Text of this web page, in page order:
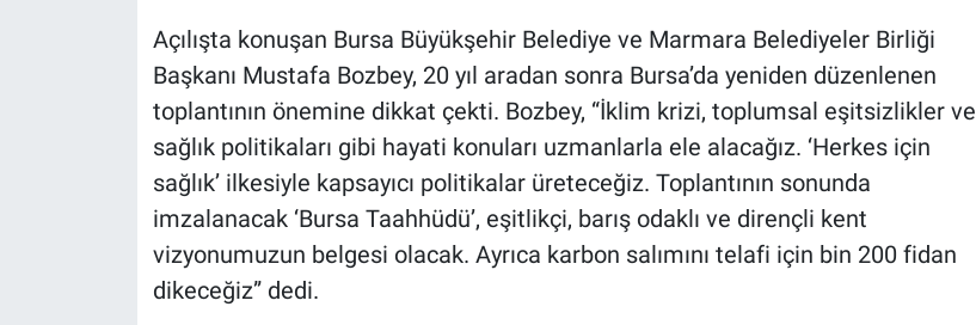
Açılışta konuşan Bursa Büyükşehir Belediye ve Marmara Belediyeler Birliği
Başkanı Mustafa Bozbey, 20 yıl aradan sonra Bursa’da yeniden düzenlenen
toplantının önemine dikkat çekti. Bozbey, “İklim krizi, toplumsal eşitsizlikler ve
sağlık politikaları gibi hayati konuları uzmanlarla ele alacağız. ‘Herkes için
sağlık’ ilkesiyle kapsayıcı politikalar üreteceğiz. Toplantının sonunda
imzalanacak ‘Bursa Taahhüdü’, eşitlikçi, barış odaklı ve dirençli kent
vizyonumuzun belgesi olacak. Ayrıca karbon salımını telafi için bin 200 fidan
dikeceğiz” dedi.